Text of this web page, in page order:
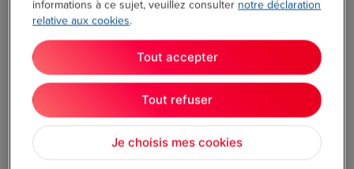
respire la qualité. La tablette présente un design
informations à ce sujet, veuillez consulter notre déclaration
relative aux cookies.
Je choisis mes cookies
Tout refuser
Tout accepter